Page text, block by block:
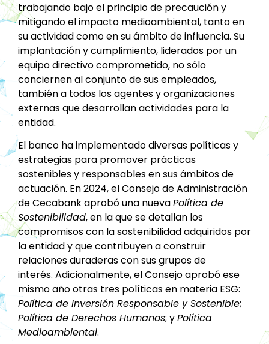
trabajando bajo el principio de precaución y
mitigando el impacto medioambiental, tanto en
su actividad como en su ámbito de influencia. Su
implantación y cumplimiento, liderados por un
equipo directivo comprometido, no sólo
conciernen al conjunto de sus empleados,
también a todos los agentes y organizaciones
externas que desarrollan actividades para la
entidad.
El banco ha implementado diversas políticas y
estrategias para promover prácticas
sostenibles y responsables en sus ámbitos de
actuación. En 2024, el Consejo de Administración
de Cecabank aprobó una nuevaPolítica de
Sostenibilidad, en la que se detallan los
compromisos con la sostenibilidad adquiridos por
la entidad y que contribuyen a construir
relaciones duraderas con sus grupos de
interés. Adicionalmente, el Consejo aprobó ese
mismo año otras tres políticas en materia ESG:
Política de Inversión Responsable y Sostenible;
Política de Derechos Humanos; yPolítica
Medioambiental.